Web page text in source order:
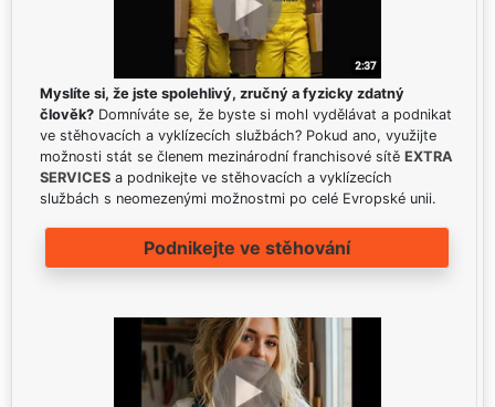
Myslíte si, že jste spolehlivý, zručný a fyzicky zdatný
člověk? Domníváte se, že byste si mohl vydělávat a podnikat
ve stěhovacích a vyklízecích službách? Pokud ano, využijte
možnosti stát se členem mezinárodní franchisové sítě EXTRA
SERVICES a podnikejte ve stěhovacích a vyklízecích
službách s neomezenými možnostmi po celé Evropské unii.
Podnikejte ve stěhování